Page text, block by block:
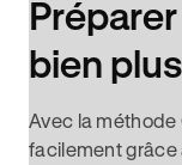
bien
Avec la méthode
facilement grâce